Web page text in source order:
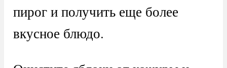
пирог и получить еще более
вкусное блюдо.